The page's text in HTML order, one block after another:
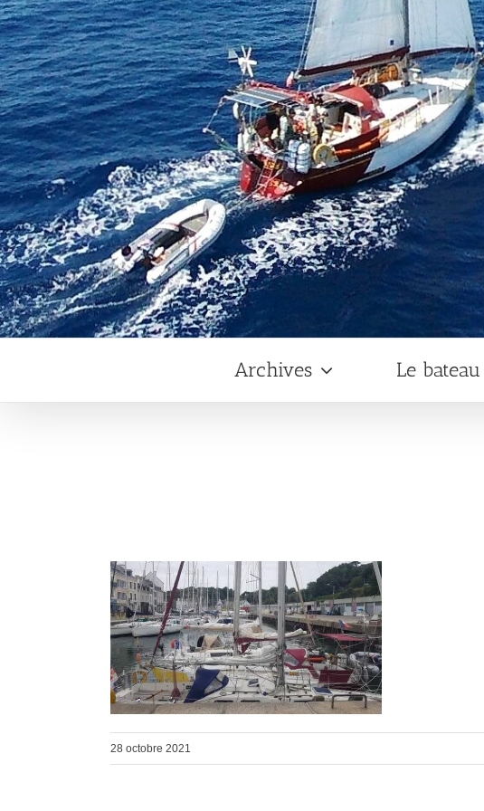
Archives Le bateau
28 octobre 2021